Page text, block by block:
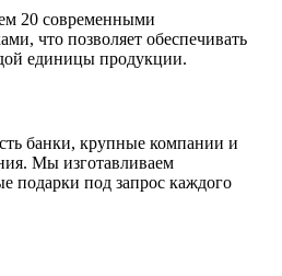
20 современными
что позволяет обеспечивать
единицы продукции.
банки, крупные компании и
Мы изготавливаем
подарки под запрос каждого